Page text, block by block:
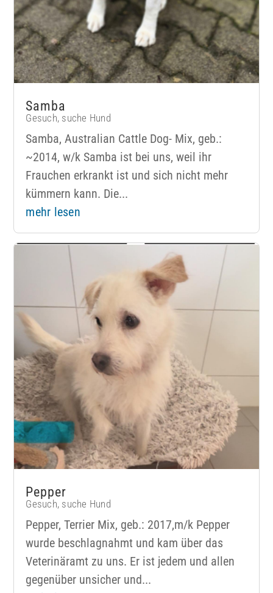
Samba
Gesuch, suche Hund
Samba, Australian Cattle Dog- Mix, geb.:
~2014, w/k Samba ist bei uns, weil ihr
Frauchen erkrankt ist und sich nicht mehr
kümmern kann. Die...
mehr lesen
Pepper
Gesuch, suche Hund
Pepper, Terrier Mix, geb.: 2017,m/k Pepper
wurde beschlagnahmt und kam über das
Veterinäramt zu uns. Er ist jedem und allen
gegenüber unsicher und...